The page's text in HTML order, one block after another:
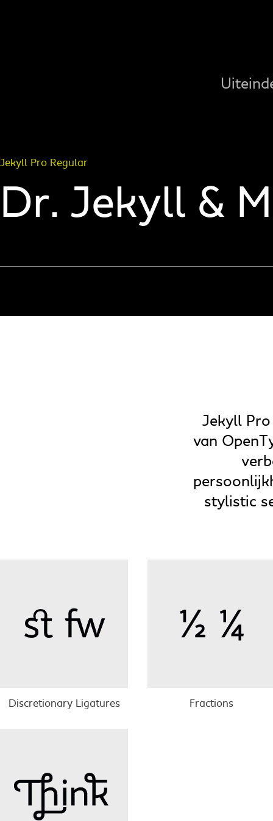
Jekyll Pro Regular
Dr. Jekyll &
Jekyll
van
stylistic
Discretionary Ligatures Fractions